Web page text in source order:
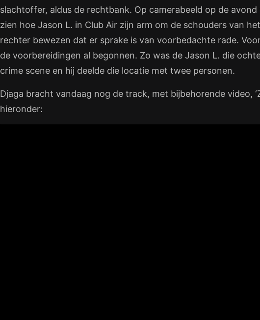
slachtoffer, aldus de rechtbank. Op camerabeeld op de
zien hoe Jason L. in Club Air zijn arm om de schouders van
rechter bewezen dat er sprake is van voorbedachte rade.
de voorbereidingen al begonnen. Zo was de Jason L. die
crime scene en hij deelde die locatie met twee personen.
Djaga bracht vandaag nog de track, met bijbehorende video,
hieronder: